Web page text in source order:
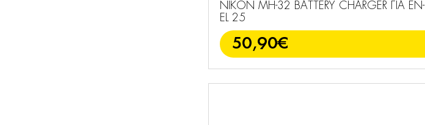
NIKON MH-32 BATTERY CHARGER ΓΙΑ EN-
EL 25
50,90€